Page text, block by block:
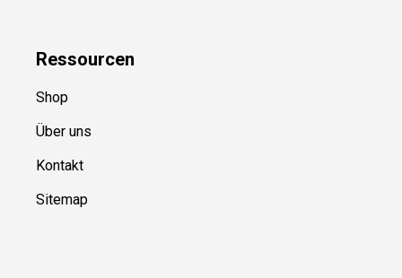
Ressourcen
Shop
Über uns
Kontakt
Sitemap